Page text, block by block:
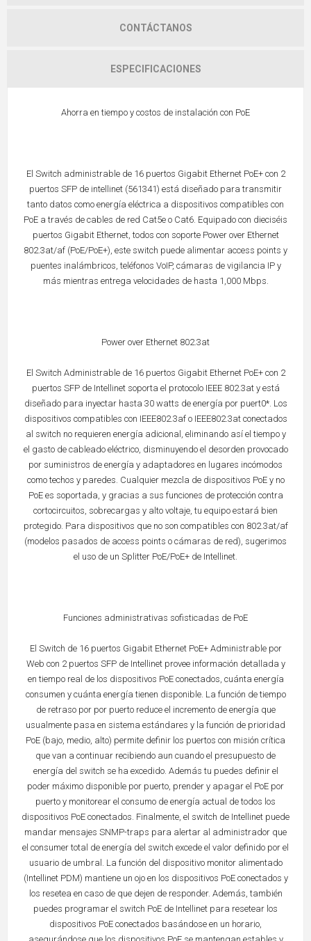
CONTÁCTANOS
ESPECIFICACIONES
Ahorra en tiempo y costos de instalación con PoE
El Switch administrable de 16 puertos Gigabit Ethernet PoE+ con 2
puertos SFP de intellinet (561341) está diseñado para transmitir
tanto datos como energía eléctrica a dispositivos compatibles con
PoE a través de cables de red Cat5e o Cat6. Equipado con dieciséis
puertos Gigabit Ethernet, todos con soporte Power over Ethernet
802.3at/af (PoE/PoE+), este switch puede alimentar access points y
puentes inalámbricos, teléfonos VoIP, cámaras de vigilancia IP y
más mientras entrega velocidades de hasta 1,000 Mbps.
Power over Ethernet 802.3at
El Switch Administrable de 16 puertos Gigabit Ethernet PoE+ con 2
puertos SFP de Intellinet soporta el protocolo IEEE 802.3at y está
diseñado para inyectar hasta 30 watts de energía por puert0*. Los
dispositivos compatibles con IEEE802.3af o IEEE802.3at conectados
al switch no requieren energía adicional, eliminando así el tiempo y
el gasto de cableado eléctrico, disminuyendo el desorden provocado
por suministros de energía y adaptadores en lugares incómodos
como techos y paredes. Cualquier mezcla de dispositivos PoE y no
PoE es soportada, y gracias a sus funciones de protección contra
cortocircuitos, sobrecargas y alto voltaje, tu equipo estará bien
protegido. Para dispositivos que no son compatibles con 802.3at/af
(modelos pasados de access points o cámaras de red), sugerimos
el uso de un Splitter PoE/PoE+ de Intellinet.
Funciones administrativas sofisticadas de PoE
El Switch de 16 puertos Gigabit Ethernet PoE+ Administrable por
Web con 2 puertos SFP de Intellinet provee información detallada y
en tiempo real de los dispositivos PoE conectados, cuánta energía
consumen y cuánta energía tienen disponible. La función de tiempo
de retraso por por puerto reduce el incremento de energía que
usualmente pasa en sistema estándares y la función de prioridad
PoE (bajo, medio, alto) permite definir los puertos con misión crítica
que van a continuar recibiendo aun cuando el presupuesto de
energía del switch se ha excedido. Además tu puedes definir el
poder máximo disponible por puerto, prender y apagar el PoE por
puerto y monitorear el consumo de energía actual de todos los
dispositivos PoE conectados. Finalmente, el switch de Intellinet puede
mandar mensajes SNMP-traps para alertar al administrador que
el consumer total de energía del switch excede el valor definido por el
usuario de umbral. La función del dispositivo monitor alimentado
(Intellinet PDM) mantiene un ojo en los dispositivos PoE conectados y
los resetea en caso de que dejen de responder. Además, también
puedes programar el switch PoE de Intellinet para resetear los
dispositivos PoE conectados basándose en un horario,